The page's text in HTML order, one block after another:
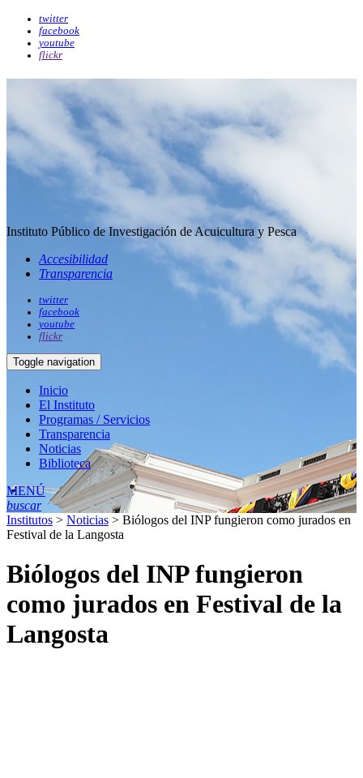
twitter
facebook
youtube
flickr
Instituto Público de Investigación de Acuicultura y Pesca
Accesibilidad
Transparencia
twitter
facebook
youtube
flickr
Toggle navigation
Inicio
El Instituto
Programas / Servicios
Transparencia
Noticias
Biblioteca
MENÚ
buscar
Institutos > Noticias > Biólogos del INP fungieron como jurados en
Festival de la Langosta
Biólogos del INP fungieron
como jurados en Festival de la
Langosta